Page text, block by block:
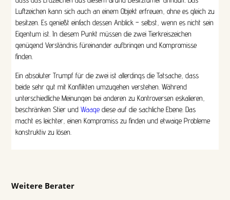
Luftzeichen kann sich auch an einem Objekt erfreuen, ohne es gleich zu
besitzen. Es genießt einfach dessen Anblick – selbst, wenn es nicht sein
Eigentum ist. In diesem Punkt müssen die zwei Tierkreiszeichen
genügend Verständnis füreinander aufbringen und Kompromisse
finden.
Ein absoluter Trumpf für die zwei ist allerdings die Tatsache, dass
beide sehr gut mit Konflikten umzugehen verstehen. Während
unterschiedliche Meinungen bei anderen zu Kontroversen eskalieren,
beschränken Stier und Waagediese auf die sachliche Ebene. Das
macht es leichter, einen Kompromiss zu finden und etwaige Probleme
konstruktiv zu lösen.
Weitere Berater